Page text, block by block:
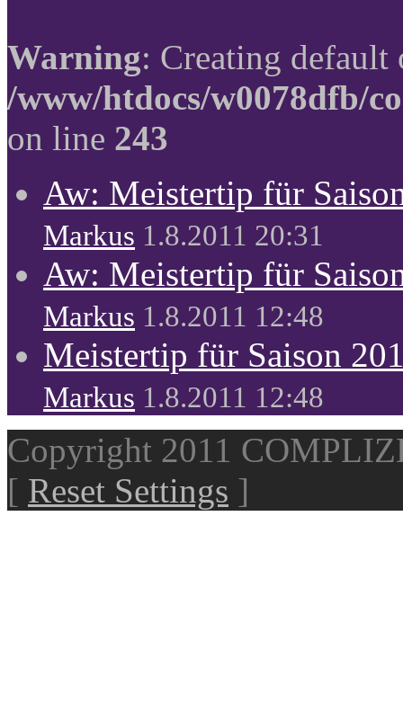
Warning: Creating
/www/htdocs/w0078dfb/
on line 243
Aw: Meistertip für
Markus 1.8.2011 20:31
Aw: Meistertip für
Markus 1.8.2011 12:48
Meistertip für Saison
Markus 1.8.2011 12:48
Copyright 2011
[ Reset Settings ]